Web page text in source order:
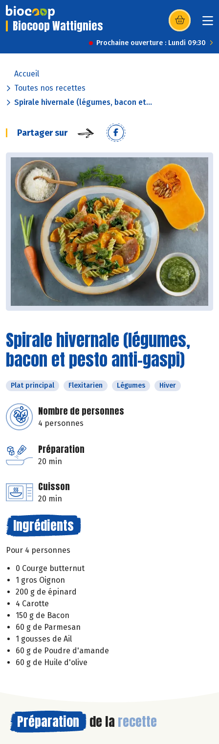
Biocoop Wattignies (s’ouvre dans
Prochaine ouverture : Lundi 09:30
Accueil
Toutes nos recettes
Spirale hivernale (légumes, bacon et...
Partager sur
Spirale hivernale (légumes,
bacon et pesto anti-gaspi)
Plat principal Flexitarien Légumes Hiver
Nombre de personnes
4 personnes
Préparation
20 min
Cuisson
20 min
Ingrédients
Pour 4 personnes
0 Courge butternut
1 gros Oignon
200 g de épinard
4 Carotte
150 g de Bacon
60 g de Parmesan
1 gousses de Ail
60 g de Poudre d'amande
60 g de Huile d'olive
Préparation de la recette